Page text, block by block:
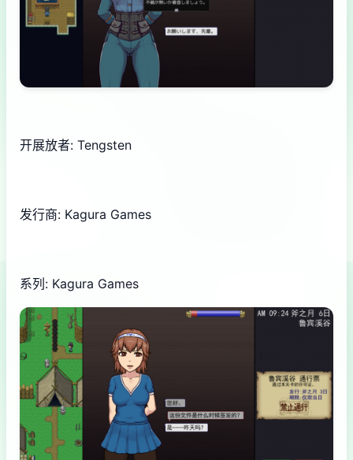
开展放者: Tengsten
发行商: Kagura Games
系列: Kagura Games